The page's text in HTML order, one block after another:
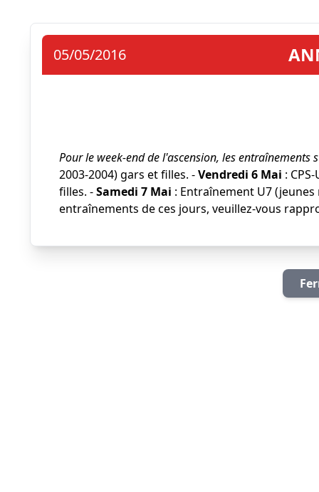
05/05/2016
Pour le week-end de l'ascension, les entraînements
2003-2004) gars et filles. -Vendredi 6 Mai :
filles. -Samedi 7 Mai : Entraînement U7
entraînements de ces jours, veuillez-vous